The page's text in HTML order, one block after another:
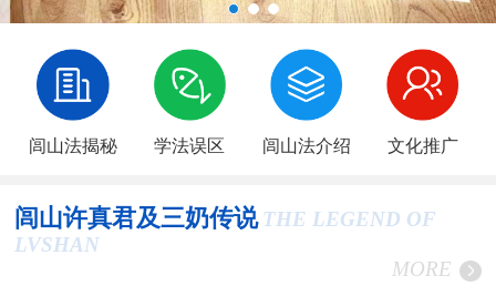
闾山法揭秘 学法误区 闾山法介绍 文化推广
闾山许真君及三奶传说 THE LEGEND OF
LVSHAN
MORE